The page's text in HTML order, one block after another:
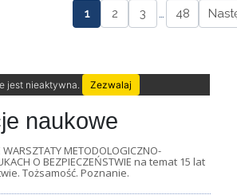
1 2 3 … 48
jest nieaktywna. Zezwalaj
naukowe
METODOLOGICZNO-
O BEZPIECZEŃSTWIE na temat 15 lat
Tożsamość. Poznanie.